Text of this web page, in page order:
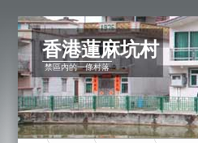
香港蓮麻坑村
禁區內的一條村落